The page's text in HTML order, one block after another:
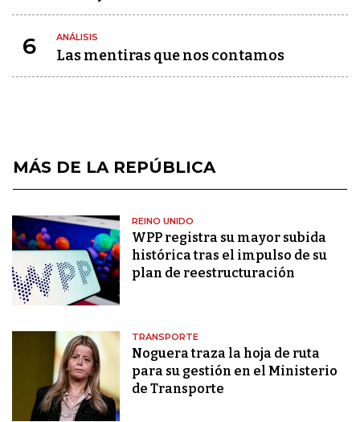
6 ANÁLISIS
Las mentiras que nos contamos
MÁS DE LA REPÚBLICA
REINO UNIDO
WPP registra su mayor subida
histórica tras el impulso de su
plan de reestructuración
TRANSPORTE
Noguera traza la hoja de ruta
para su gestión en el Ministerio
de Transporte